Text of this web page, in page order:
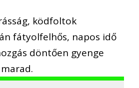
ködfoltok
fátyolfelhős, napos idő
döntően gyenge